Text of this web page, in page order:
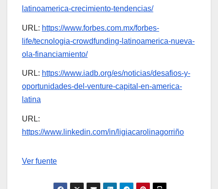
latinoamerica-crecimiento-tendencias/
URL: https://www.forbes.com.mx/forbes-
life/tecnologia-crowdfunding-latinoamerica-nueva-
ola-financiamiento/
URL: https://www.iadb.org/es/noticias/desafios-y-
oportunidades-del-venture-capital-en-america-
latina
URL:
https://www.linkedin.com/in/ligiacarolinagorriño
Navegación
Ver fuente